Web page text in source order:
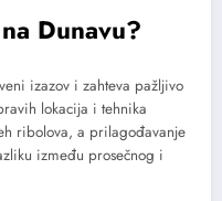
Dunavu?
izazov i zahteva pažljivo
lokacija i tehnika
ribolova, a prilagođavanje
između prosečnog i